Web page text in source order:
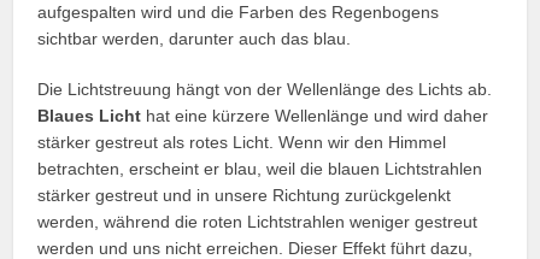
aufgespalten wird und die Farben des Regenbogens
sichtbar werden, darunter auch das blau.
Die Lichtstreuung hängt von der Wellenlänge des Lichts ab.
Blaues Licht hat eine kürzere Wellenlänge und wird daher
stärker gestreut als rotes Licht. Wenn wir den Himmel
betrachten, erscheint er blau, weil die blauen Lichtstrahlen
stärker gestreut und in unsere Richtung zurückgelenkt
werden, während die roten Lichtstrahlen weniger gestreut
werden und uns nicht erreichen. Dieser Effekt führt dazu,